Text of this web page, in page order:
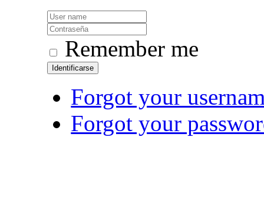
Remember me
Identificarse
Forgot your
Forgot your